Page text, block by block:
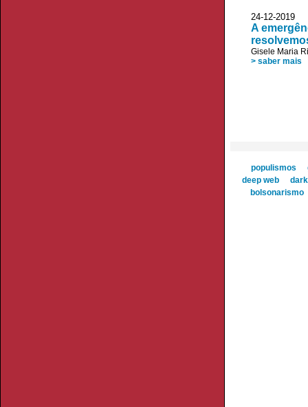
24-12-
A
Gisele Maria
> saber mais
populismos
deep web
bolsonarismo